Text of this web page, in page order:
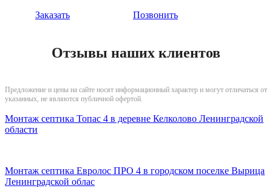
Заказать
Позвонить
Отзывы наших клиентов
Предложение и цены на сайте носят информационный характер и могут отличаться от
указанных, не являются публичной офертой.
Монтаж септика Топас 4 в деревне Келколово Ленинградской
области
Монтаж септика Евролос ПРО 4 в городском поселке Вырица
Ленинградской облас